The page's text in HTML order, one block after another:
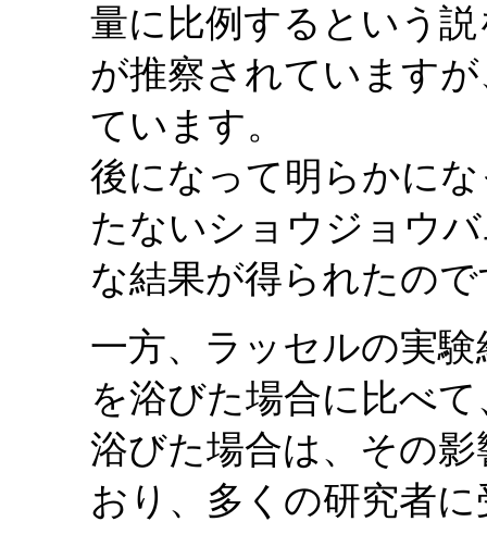
量に比例するという
が推察されています
ています。
後になって明らかに
たないショウジョウ
な結果が得られたの
一方、ラッセルの実
を浴びた場合に比べ
浴びた場合は、その
おり、多くの研究者